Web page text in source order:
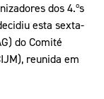
dos 4.ºs
esta sexta-
do Comité
reunida em